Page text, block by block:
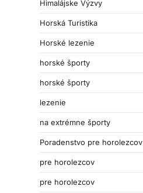
Himalájske Výzvy
Horská Turistika
Horské lezenie
horské športy
horské športy
lezenie
na extrémne športy
Poradenstvo pre horolezcov
pre horolezcov
pre horolezcov